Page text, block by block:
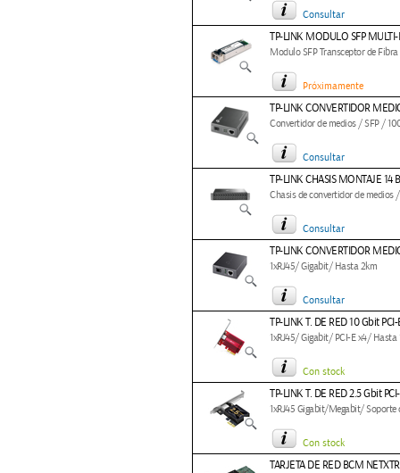
Consultar
TP-LINK MODULO SFP
Modulo SFP Transceptor de
Próximamente
TP-LINK CONVERTIDOR
Convertidor de medios / SFP /
Consultar
TP-LINK CHASIS MONTAJE 14
Chasis de convertidor de
Consultar
TP-LINK CONVERTIDOR
1xRJ45/ Gigabit/ Hasta 2km
Consultar
TP-LINK T. DE RED 10 Gbit
1xRJ45/ Gigabit/ PCI-E x4/
Con stock
TP-LINK T. DE RED 2.5 Gbit
1xRJ45 Gigabit/Megabit/ Soporte
Con stock
TARJETA DE RED BCM